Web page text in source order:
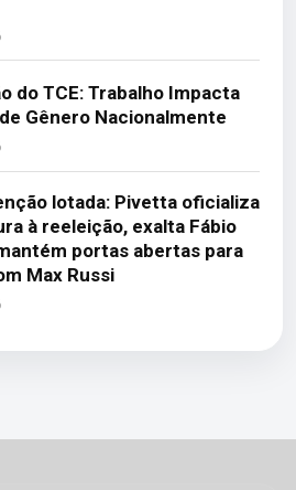
do TCE: Trabalho Impacta
Gênero Nacionalmente
lotada: Pivetta oficializa
à reeleição, exalta Fábio
portas abertas para
Max Russi